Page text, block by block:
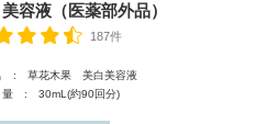
容液（医薬部外品）
187件
: 草花木果 美白美容液
: 30mL(約90回分)